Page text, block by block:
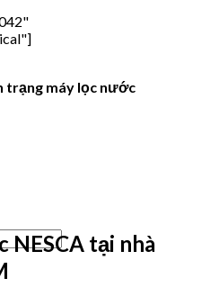
trạng máy lọc nước
NESCA tại nhà